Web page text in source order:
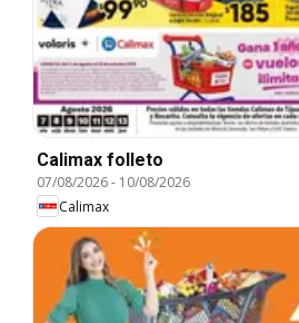
Calimax folleto
07/08/2026- 10/08/2026
Calimax